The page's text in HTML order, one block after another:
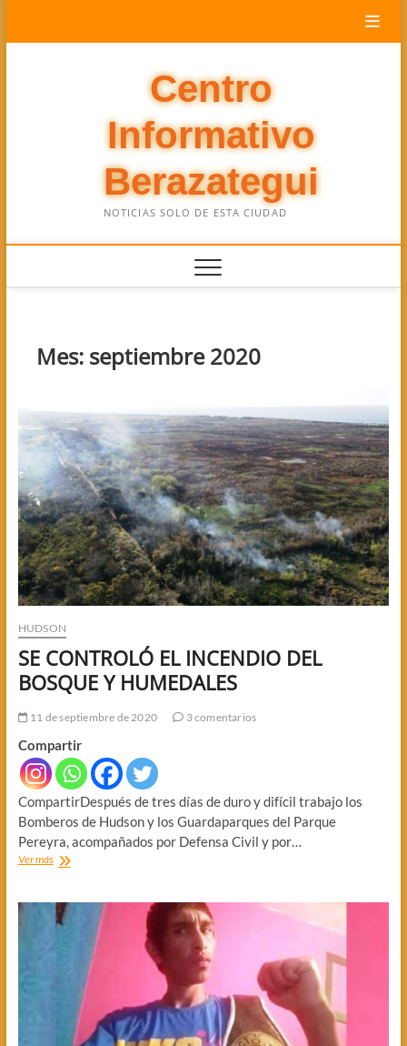
Centro
Informativo
Berazategui
NOTICIAS SOLO DE ESTA CIUDAD
Mes: septiembre 2020
HUDSON
SE CONTROLÓ EL INCENDIO DEL
BOSQUE Y HUMEDALES
11 de septiembre de 2020 3 comentarios
Compartir
CompartirDespués de tres días de duro y difícil trabajo los
Bomberos de Hudson y los Guardaparques del Parque
Pereyra, acompañados por Defensa Civil y por…
Ver másSE
INCENDIO
DEL
HUMEDALES